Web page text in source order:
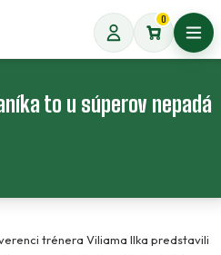
0
to u súperov nepadá
trénera Viliama Ilka predstavili